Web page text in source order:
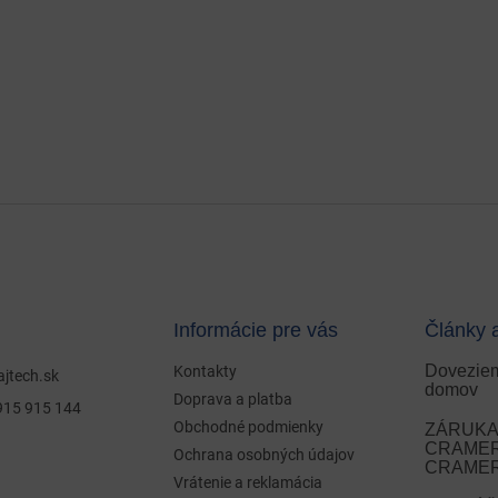
915 144
Informácie pre vás
Kontakty
Doprava a platba
Obchodné podmienky
Ochrana osobných údajov
Vrátenie a reklamácia
Články
domov